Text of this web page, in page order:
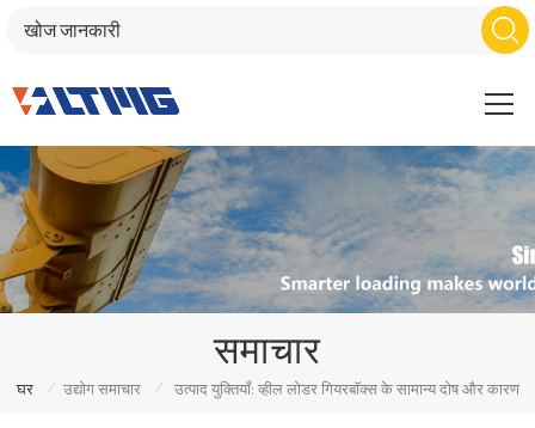
समाचार
घर / उद्योग समाचार / उत्पाद युक्तियाँ: व्हील लोडर गियरबॉक्स के सामान्य दोष और कारण